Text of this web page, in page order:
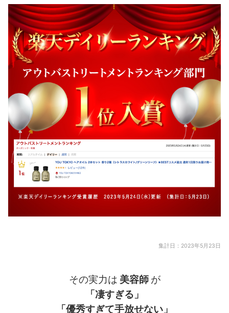
集計日：2023年5月23日
その実力は 美容師 が
「凄すぎる」
「優秀すぎて手放せない」